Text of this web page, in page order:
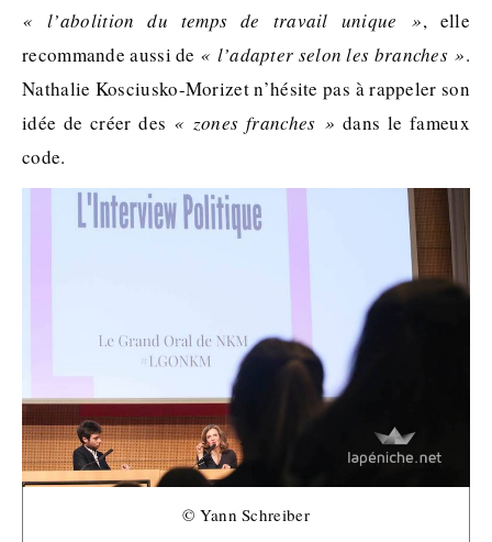
« l’abolition du temps de travail unique », elle
recommande aussi de « l’adapter selon les branches ».
Nathalie Kosciusko-Morizet n’hésite pas à rappeler son
idée de créer des « zones franches » dans le fameux
code.
© Yann Schreiber